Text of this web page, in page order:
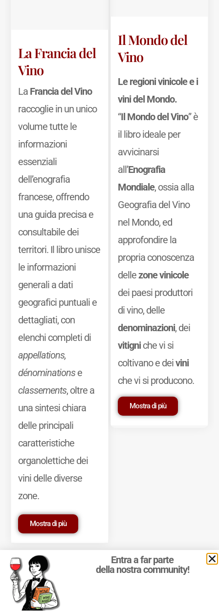
La Francia del
Vino
La Francia del Vino
raccoglie in un unico
volume tutte le
informazioni
essenziali
dell’enografia
francese, offrendo
una guida precisa e
consultabile dei
territori. Il libro unisce
le informazioni
generali a dati
geografici puntuali e
dettagliati, con
elenchi completi di
appellations,
dénominationse
classements, oltre a
una sintesi chiara
delle principali
caratteristiche
organolettiche dei
vini delle diverse
zone.
Mostra di più
Il Mondo del
Vino
Le regioni vinicole e i
vini del Mondo.
“Il Mondo del Vino” è
il libro ideale per
avvicinarsi
all’Enografia
Mondiale, ossia alla
Geografia del Vino
nel Mondo, ed
approfondire la
propria conoscenza
dellezone vinicole
dei paesi produttori
di vino, delle
denominazioni, dei
vitigniche vi si
coltivano e deivini
che vi si producono.
Mostra di più
Entra a far parte
della nostra community!